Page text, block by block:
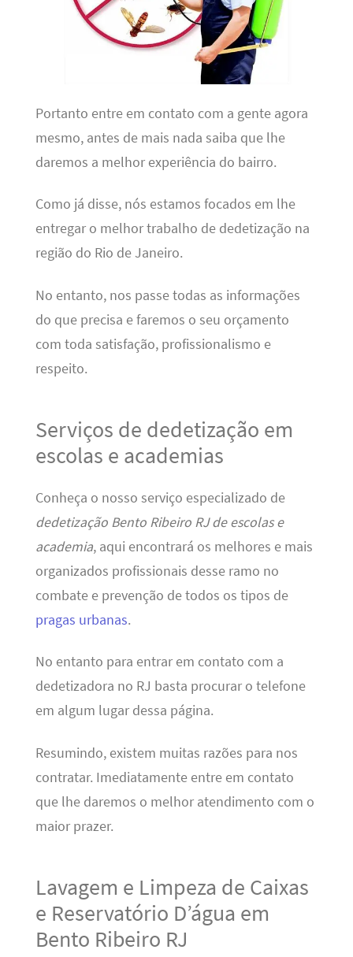
Portanto entre em contato com a gente agora
mesmo, antes de mais nada saiba que lhe
daremos a melhor experiência do bairro.
Como já disse, nós estamos focados em lhe
entregar o melhor trabalho de dedetização na
região do Rio de Janeiro.
No entanto, nos passe todas as informações
do que precisa e faremos o seu orçamento
com toda satisfação, profissionalismo e
respeito.
Serviços de dedetização em
escolas e academias
Conheça o nosso serviço especializado de
dedetização Bento Ribeiro RJ de escolas e
academia, aqui encontrará os melhores e mais
organizados profissionais desse ramo no
combate e prevenção de todos os tipos de
pragas urbanas.
No entanto para entrar em contato com a
dedetizadora no RJ basta procurar o telefone
em algum lugar dessa página.
Resumindo, existem muitas razões para nos
contratar. Imediatamente entre em contato
que lhe daremos o melhor atendimento com o
maior prazer.
Lavagem e Limpeza de Caixas
e Reservatório D’água em
Bento Ribeiro RJ